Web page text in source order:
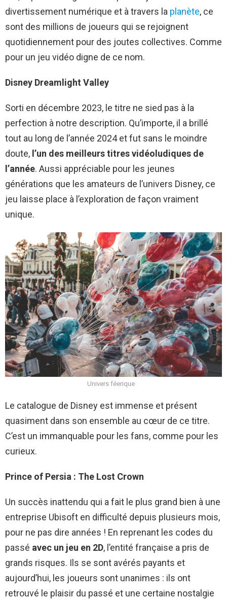
divertissement numérique et à travers la planète, ce
sont des millions de joueurs qui se rejoignent
quotidiennement pour des joutes collectives. Comme
pour un jeu vidéo digne de ce nom.
Disney Dreamlight Valley
Sorti en décembre 2023, le titre ne sied pas à la
perfection à notre description. Qu’importe, il a brillé
tout au long de l’année 2024 et fut sans le moindre
doute, l’un des meilleurs titres vidéoludiques de
l’année. Aussi appréciable pour les jeunes
générations que les amateurs de l’univers Disney, ce
jeu laisse place à l’exploration de façon vraiment
unique.
Univers féerique
Le catalogue de Disney est immense et présent
quasiment dans son ensemble au cœur de ce titre.
C’est un immanquable pour les fans, comme pour les
curieux.
Prince of Persia : The Lost Crown
Un succès inattendu qui a fait le plus grand bien à une
entreprise Ubisoft en difficulté depuis plusieurs mois,
pour ne pas dire années ! En reprenant les codes du
passé avec un jeu en 2D, l’entité française a pris de
grands risques. Ils se sont avérés payants et
aujourd’hui, les joueurs sont unanimes : ils ont
retrouvé le plaisir du passé et une certaine nostalgie